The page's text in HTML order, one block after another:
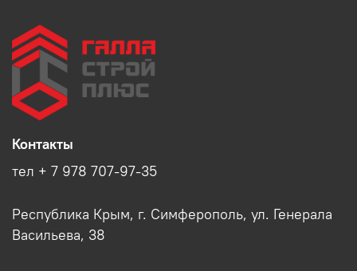
Контакты
тел + 7 978 707-97-35
Республика Крым, г. Симферополь, ул. Генерала
Васильева, 38